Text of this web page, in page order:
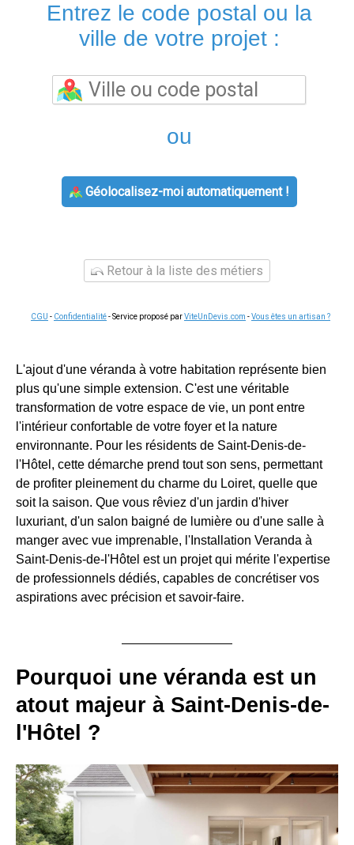
Entrez le code postal ou la
ville de votre projet :
ou
Géolocalisez-moi automatiquement !
Retour à la liste des métiers
CGU - Confidentialité- Service proposé parViteUnDevis.com -Vous êtes un artisan ?
L'ajout d'une véranda à votre habitation représente bien
plus qu'une simple extension. C'est une véritable
transformation de votre espace de vie, un pont entre
l'intérieur confortable de votre foyer et la nature
environnante. Pour les résidents de Saint-Denis-de-
l'Hôtel, cette démarche prend tout son sens, permettant
de profiter pleinement du charme du Loiret, quelle que
soit la saison. Que vous rêviez d'un jardin d'hiver
luxuriant, d'un salon baigné de lumière ou d'une salle à
manger avec vue imprenable, l'Installation Veranda à
Saint-Denis-de-l'Hôtel est un projet qui mérite l'expertise
de professionnels dédiés, capables de concrétiser vos
aspirations avec précision et savoir-faire.
Pourquoi une véranda est un
atout majeur à Saint-Denis-de-
l'Hôtel ?